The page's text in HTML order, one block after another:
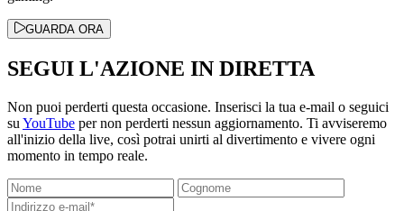
GUARDA ORA
SEGUI L'AZIONE IN DIRETTA
Non puoi perderti questa occasione. Inserisci la tua e-mail o seguici
su YouTube per non perderti nessun aggiornamento. Ti avviseremo
all'inizio della live, così potrai unirti al divertimento e vivere ogni
momento in tempo reale.